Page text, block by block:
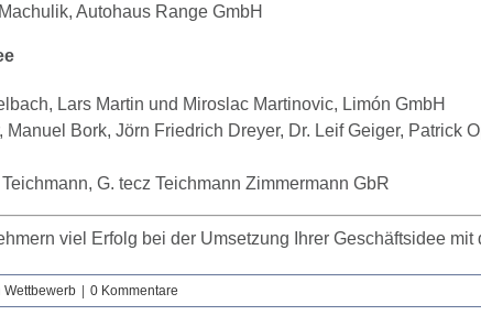
Autohaus Range GmbH
Lars Martin und Miroslac Martinovic, Limón GmbH
Bork, Jörn Friedrich Dreyer, Dr. Leif Geiger, Patrick
G. tecz Teichmann Zimmermann GbR
viel Erfolg bei der Umsetzung Ihrer Geschäftsidee mit
Wettbewerb | 0 Kommentare